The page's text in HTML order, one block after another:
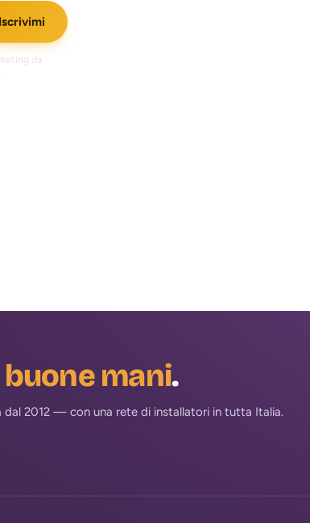
Iscrivimi
da
.
mani.
dal 2012 — con una rete di installatori in tutta Italia.